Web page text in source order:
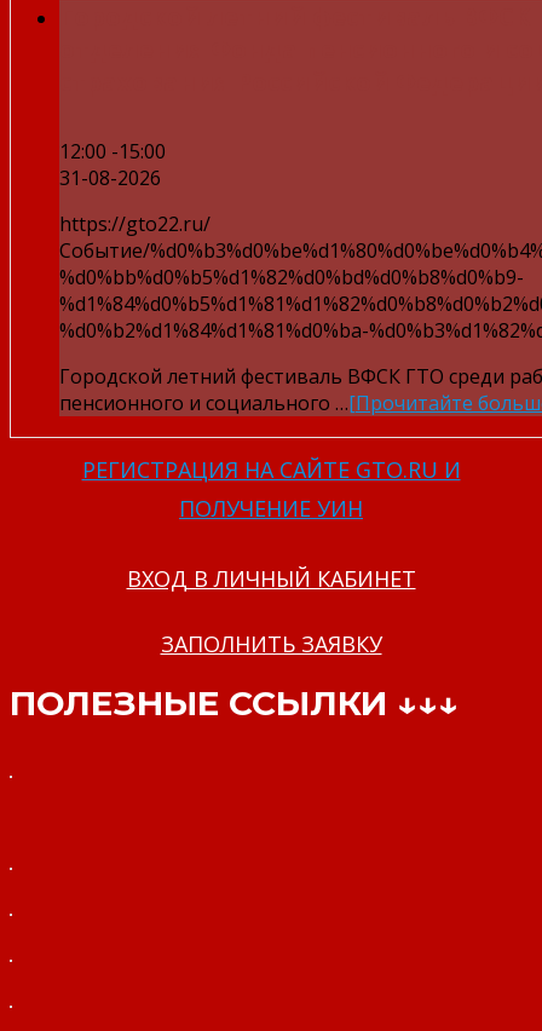
12:00 -15:00
31-08-2026
https://gto22.ru/
Событие/
%d0%bb%d0%b5%d1%82%d0%bd%d0%b8%d0%b9-
%d0%b2%d1%84%d1%81%d0%ba-
Городской летний фестиваль ВФСК ГТО среди
пенсионного и социального …[Прочитайте
РЕГИСТРАЦИЯ НА САЙТЕ GTO.RU И
ПОЛУЧЕНИЕ УИН
ВХОД В ЛИЧНЫЙ КАБИНЕТ
ЗАПОЛНИТЬ ЗАЯВКУ
ПОЛЕЗНЫЕ ССЫЛКИ ↓↓↓